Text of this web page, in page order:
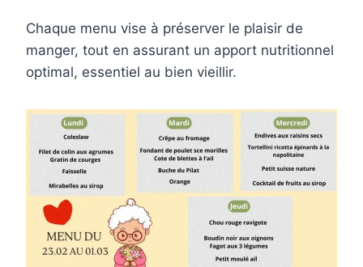
Chaque menu vise à préserver le plaisir de
manger, tout en assurant un apport nutritionnel
optimal, essentiel au bien vieillir.